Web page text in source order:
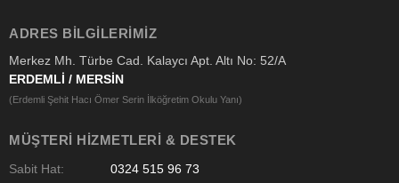
ADRES BILGILERIMIZ
Merkez Mh. Türbe Cad. Kalaycı Apt. Altı No: 52/A
ERDEMLİ / MERSİN
(Erdemli Şehit Hacı Ömer Serin İlköğretim Okulu Yanı)
MÜŞTERI HIZMETLERI & DESTEK
Sabit Hat: 0324 515 96 73